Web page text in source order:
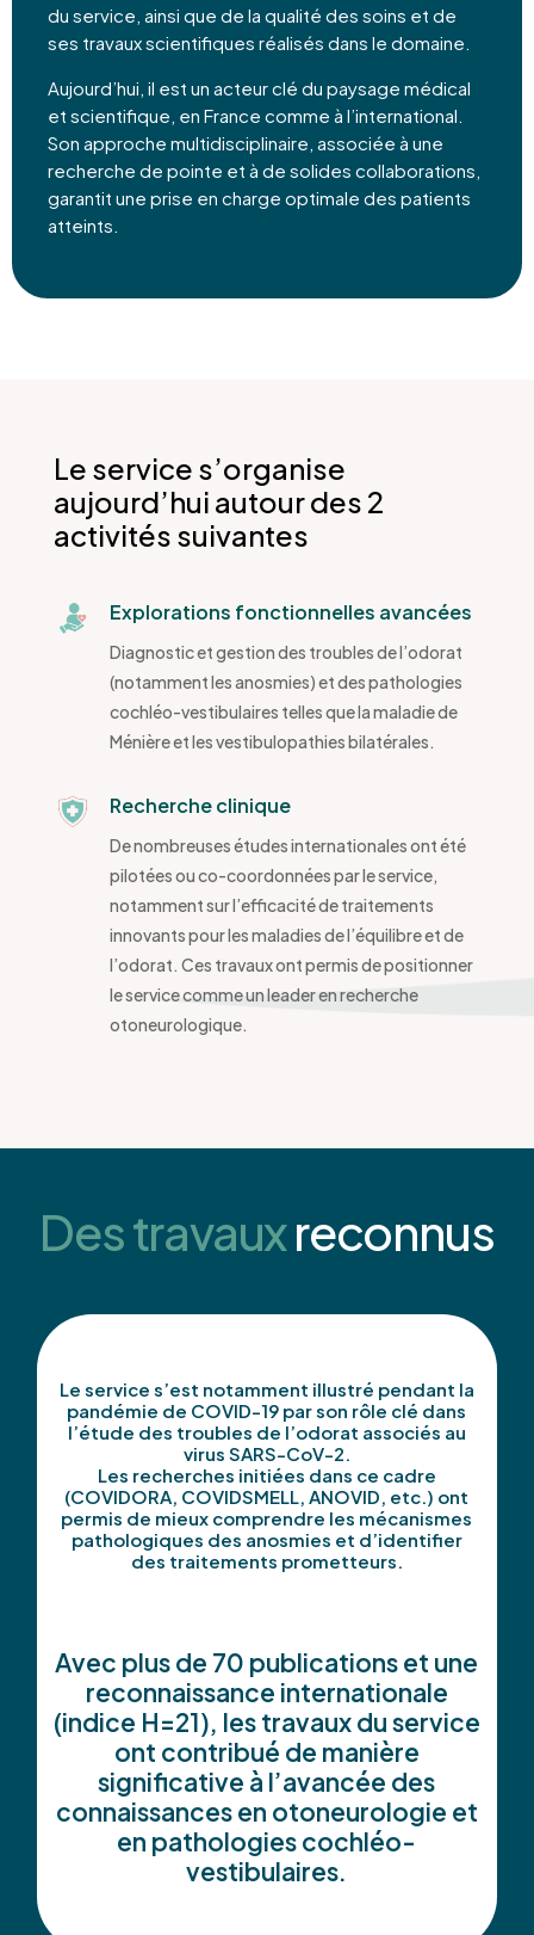
du service, ainsi que de la qualité des soins et de
ses travaux scientifiques réalisés dans le domaine.
Aujourd’hui, il est un acteur clé du paysage médical
et scientifique, en France comme à l’international.
Son approche multidisciplinaire, associée à une
recherche de pointe et à de solides collaborations,
garantit une prise en charge optimale des patients
atteints.
Le service s’organise
aujourd’hui autour des 2
activités suivantes
Explorations fonctionnelles avancées
Diagnostic et gestion des troubles de l’odorat
(notamment les anosmies) et des pathologies
cochléo-vestibulaires telles que la maladie de
Ménière et les vestibulopathies bilatérales.
Recherche clinique
De nombreuses études internationales ont été
pilotées ou co-coordonnées par le service,
notamment sur l’efficacité de traitements
innovants pour les maladies de l’équilibre et de
l’odorat. Ces travaux ont permis de positionner
le service comme un leader en recherche
otoneurologique.
Des travauxreconnus
Le service s’est notamment illustré pendant la
pandémie de COVID-19 par son rôle clé dans
l’étude des troubles de l’odorat associés au
virus SARS-CoV-2.
Les recherches initiées dans ce cadre
(COVIDORA, COVIDSMELL, ANOVID, etc.) ont
permis de mieux comprendre les mécanismes
pathologiques des anosmies et d’identifier
des traitements prometteurs.
Avec plus de 70 publications et une
reconnaissance internationale
(indice H=21), les travaux du service
ont contribué de manière
significative à l’avancée des
connaissances en otoneurologie et
en pathologies cochléo-
vestibulaires.